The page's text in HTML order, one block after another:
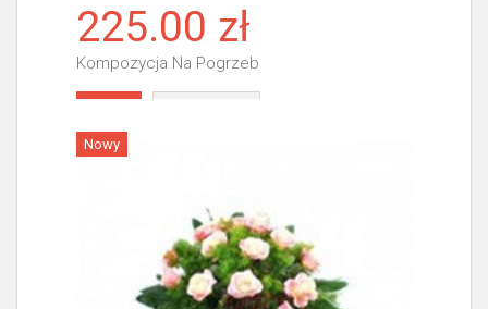
225.00 zł
Kompozycja Na Pogrzeb
Nowy